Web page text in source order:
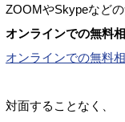
ZOOMやSkypeなど
オンラインでの無料
オンラインでの無料
対面することなく、